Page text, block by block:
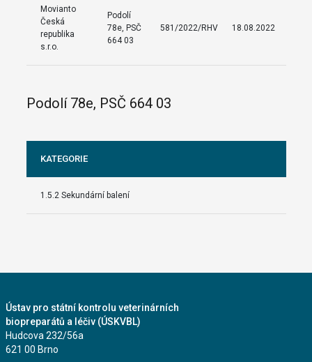
Movianto
Česká
republika
s.r.o.
Podolí
78e, PSČ
664 03
581/2022/RHV 18.08.2022
Podolí 78e, PSČ 664 03
KATEGORIE
1.5.2 Sekundární balení
Ústav pro státní kontrolu veterinárních
biopreparátů a léčiv (ÚSKVBL)
Hudcova 232/56a
621 00 Brno